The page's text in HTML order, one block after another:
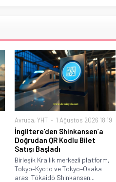
Avrupa,YHT 1 Ağustos 2026 18:19
İngiltere’den Shinkansen’a
Doğrudan QR Kodlu Bilet
Satışı Başladı
Birleşik Krallık merkezli platform,
Tokyo–Kyoto ve Tokyo–Osaka
arası Tōkaidō Shinkansen...